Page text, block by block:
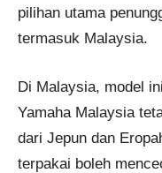
pilihan utama
termasuk Malaysia.
Di Malaysia, model
Yamaha Malaysia
dari Jepun dan
terpakai boleh